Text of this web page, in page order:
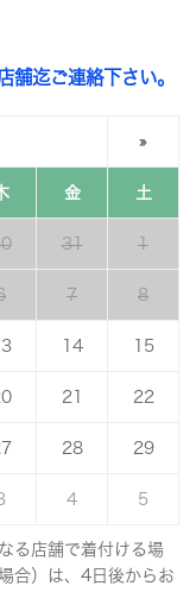
舗迄ご連絡下さい。
»
金 土
31 1
7 8
14 15
21 22
28 29
4 5
る店舗で着付ける場
合）は、4日後からお